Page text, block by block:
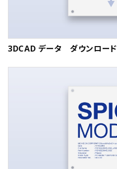
3DCAD データ ダウンロード